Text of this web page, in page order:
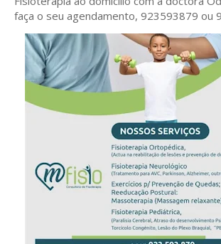
faça o seu agendamento, 923593879 ou